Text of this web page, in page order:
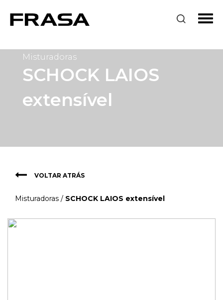
Misturadoras
SCHOCK LAIOS
extensível
VOLTAR ATRÁS
Misturadoras / SCHOCK LAIOS extensível